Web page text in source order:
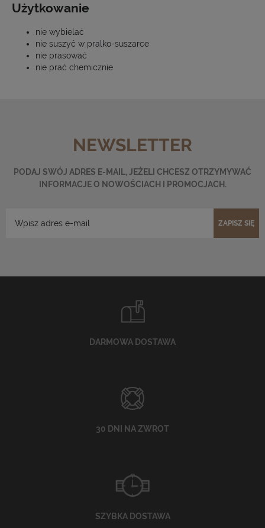
Użytkowanie
nie wybielać
nie suszyć w pralko-suszarce
nie prasować
nie prać chemicznie
NEWSLETTER
PODAJ SWÓJ ADRES E-MAIL, JEŻELI CHCESZ OTRZYMYWAĆ
INFORMACJE O NOWOŚCIACH I PROMOCJACH.
ZAPISZ SIĘ
DARMOWA DOSTAWA
30 DNI NA ZWROT
SZYBKA DOSTAWA